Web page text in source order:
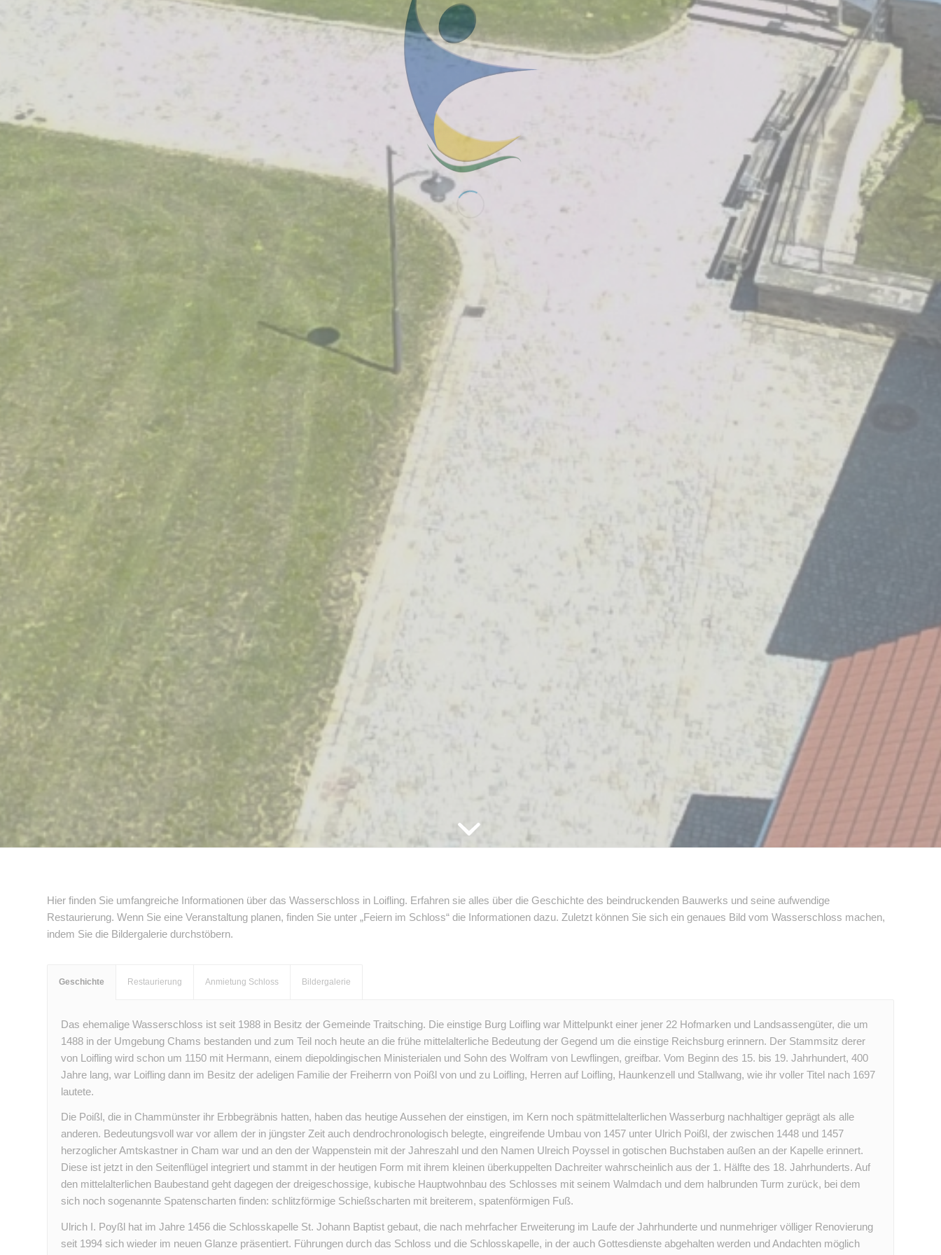
Hier finden Sie umfangreiche Informationen über das Wasserschloss in Loifling. Erfahren sie alles über die Geschichte des beindruckenden Bauwerks und seine aufwendige
Restaurierung. Wenn Sie eine Veranstaltung planen, finden Sie unter „Feiern im Schloss“ die Informationen dazu. Zuletzt können Sie sich ein genaues Bild vom Wasserschloss machen,
indem Sie die Bildergalerie durchstöbern.
Geschichte Restaurierung Anmietung Schloss Bildergalerie
Das ehemalige Wasserschloss ist seit 1988 in Besitz der Gemeinde Traitsching. Die einstige Burg Loifling war Mittelpunkt einer jener 22 Hofmarken und Landsassengüter, die um
1488 in der Umgebung Chams bestanden und zum Teil noch heute an die frühe mittelalterliche Bedeutung der Gegend um die einstige Reichsburg erinnern. Der Stammsitz derer
von Loifling wird schon um 1150 mit Hermann, einem diepoldingischen Ministerialen und Sohn des Wolfram von Lewflingen, greifbar. Vom Beginn des 15. bis 19. Jahrhundert, 400
Jahre lang, war Loifling dann im Besitz der adeligen Familie der Freiherrn von Poißl von und zu Loifling, Herren auf Loifling, Haunkenzell und Stallwang, wie ihr voller Titel nach 1697
lautete.
Die Poißl, die in Chammünster ihr Erbbegräbnis hatten, haben das heutige Aussehen der einstigen, im Kern noch spätmittelalterlichen Wasserburg nachhaltiger geprägt als alle
anderen. Bedeutungsvoll war vor allem der in jüngster Zeit auch dendrochronologisch belegte, eingreifende Umbau von 1457 unter Ulrich Poißl, der zwischen 1448 und 1457
herzoglicher Amtskastner in Cham war und an den der Wappenstein mit der Jahreszahl und den Namen Ulreich Poyssel in gotischen Buchstaben außen an der Kapelle erinnert.
Diese ist jetzt in den Seitenflügel integriert und stammt in der heutigen Form mit ihrem kleinen überkuppelten Dachreiter wahrscheinlich aus der 1. Hälfte des 18. Jahrhunderts. Auf
den mittelalterlichen Baubestand geht dagegen der dreigeschossige, kubische Hauptwohnbau des Schlosses mit seinem Walmdach und dem halbrunden Turm zurück, bei dem
sich noch sogenannte Spatenscharten finden: schlitzförmige Schießscharten mit breiterem, spatenförmigen Fuß.
Ulrich I. Poyßl hat im Jahre 1456 die Schlosskapelle St. Johann Baptist gebaut, die nach mehrfacher Erweiterung im Laufe der Jahrhunderte und nunmehriger völliger Renovierung
seit 1994 sich wieder im neuen Glanze präsentiert. Führungen durch das Schloss und die Schlosskapelle, in der auch Gottesdienste abgehalten werden und Andachten möglich